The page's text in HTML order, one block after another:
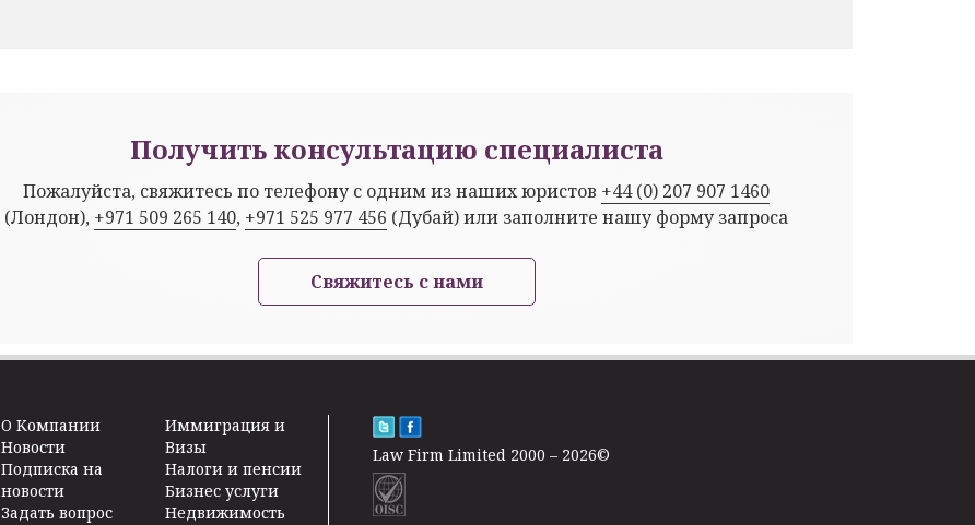
Получить консультацию специалиста
Пожалуйста, свяжитесь по телефону с одним из наших юристов +44 (0) 207 907 1460
(Лондон), +971 509 265 140, +971 525 977 456 (Дубай) или заполните нашу форму запроса
Свяжитесь с нами
O Kомпании
Новости
Подписка на
новости
Задать вопрос
Иммиграция и
Визы
Налоги и пенсии
Бизнес услуги
Недвижимость
Law Firm Limited 2000 – 2026©